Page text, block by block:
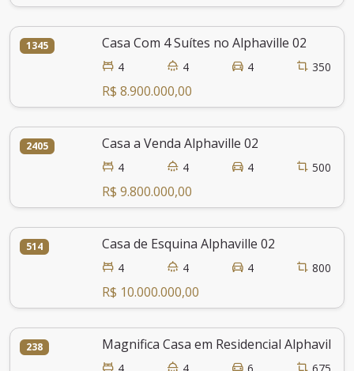
1345 Casa Com 4 Suítes no Alphaville 02
4 4 4 350
R$ 8.900.000,00
2405 Casa a Venda Alphaville 02
4 4 4 500
R$ 9.800.000,00
514 Casa de Esquina Alphaville 02
4 4 4 800
R$ 10.000.000,00
238 Magnifica Casa em Residencial Alphaville
4 4 6 675